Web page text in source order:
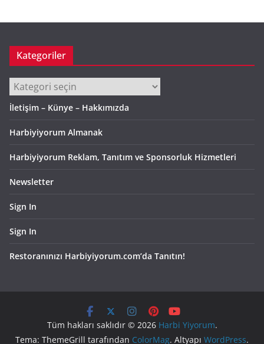
Kategoriler
Kategoriler
İletişim – Künye – Hakkımızda
Harbiyiyorum Almanak
Harbiyiyorum Reklam, Tanıtım ve Sponsorluk Hizmetleri
Newsletter
Sign In
Sign In
Restoranınızı Harbiyiyorum.com’da Tanıtın!
Tüm hakları saklıdır © 2026 Harbi Yiyorum.
Tema: ThemeGrill tarafından ColorMag. Altyapı WordPress.